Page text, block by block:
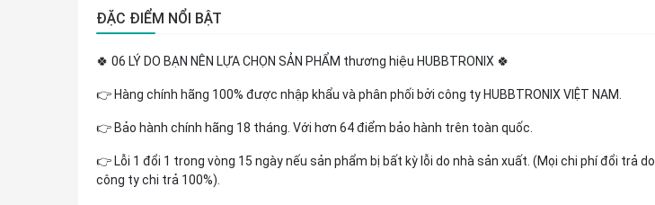
ĐẶC ĐIỂM NỔI BẬT
🍀 06 LÝ DO BẠN NÊN LỰA CHỌN SẢN PHẨM thương hiệu HUBBTRONIX 🍀
👉 Hàng chính hãng 100% được nhập khẩu và phân phối bởi công ty HUBBTRONIX VIỆT NAM.
👉 Bảo hành chính hãng 18 tháng. Với hơn 64 điểm bảo hành trên toàn quốc.
👉 Lỗi 1 đổi 1 trong vòng 15 ngày nếu sản phẩm bị bất kỳ lỗi do nhà sản xuất. (Mọi chi phí đổi trả do
công ty chi trả 100%).